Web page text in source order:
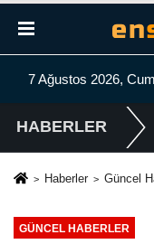
7 Ağustos 2026,
HABERLER
Haberler Güncel
GÜNCEL HABERLER